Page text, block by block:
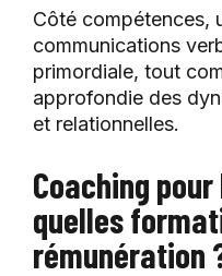
Côté compétences,
communications
primordiale, tout
approfondie des
et relationnelles.
Coaching
quelles
rémunération